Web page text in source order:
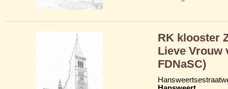
RK klooster
Lieve Vrouw
FDNaSC)